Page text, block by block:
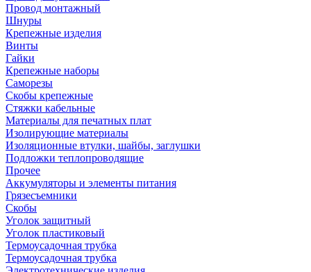
Провод монтажный
Шнуры
Крепежные изделия
Винты
Гайки
Крепежные наборы
Саморезы
Скобы крепежные
Стяжки кабельные
Материалы для печатных плат
Изолирующие материалы
Изоляционные втулки, шайбы, заглушки
Подложки теплопроводящие
Прочее
Аккумуляторы и элементы питания
Грязесъемники
Скобы
Уголок защитный
Уголок пластиковый
Термоусадочная трубка
Термоусадочная трубка